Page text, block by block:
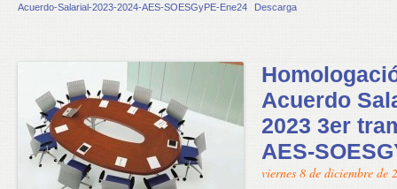
Acuerdo-Salarial-2023-2024-AES-SOESGyPE-Ene24 Descarga
Acuerdo
2023 3er
AES-
viernes 8 de diciembre de